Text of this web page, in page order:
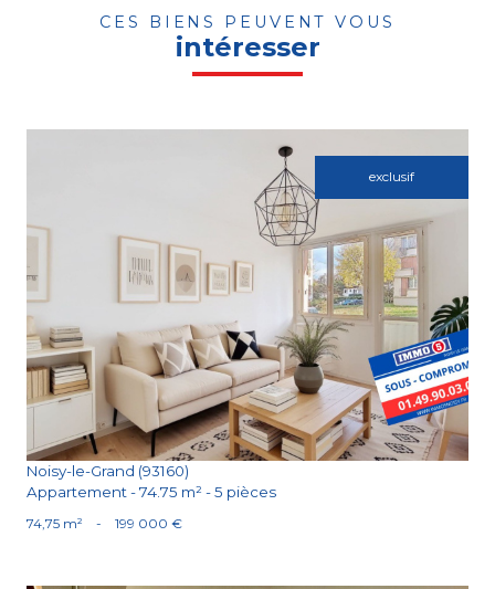
CES BIENS PEUVENT VOUS
intéresser
exclusif
Noisy-le-Grand (93160)
Appartement - 74.75 m² - 5 pièces
74,75 m² - 199 000 €